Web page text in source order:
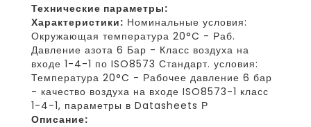
Технические параметры:
Характеристики: Номинальные условия:
Окружающая температура 20°C - Раб.
Давление азота 6 Бар - Класс воздуха на
входе 1-4-1 по ISO8573 Стандарт. условия:
Температура 20°C - Рабочее давление 6 бар
- качество воздуха на входе ISO8573-1 класс
1-4-1, параметры в Datasheets Р
Описание: